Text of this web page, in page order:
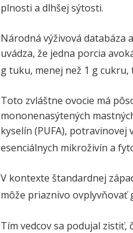
plnosti a dlhšej sýtosti.
Národná výživová
uvádza, že jedna porcia
g tuku, menej než 1 g cukru,
Toto zvláštne ovocie má
mononenasýtených
kyselín (PUFA),
esenciálnych mikroživín a
V kontexte štandardnej
môže priaznivo ovplyvňovať
Tím vedcov sa podujal zistiť,